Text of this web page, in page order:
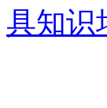
具知识